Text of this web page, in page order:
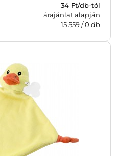
34 Ft/db-tól
árajánlat alapján
15 559/0 db